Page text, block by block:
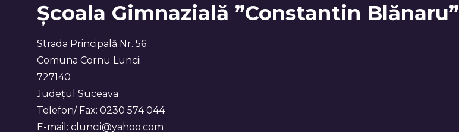
Școala Gimnazială ”Constantin Blănaru”
Strada Principală Nr. 56
Comuna Cornu Luncii
727140
Județul Suceava
Telefon/ Fax: 0230 574 044
E-mail: cluncii@yahoo.com